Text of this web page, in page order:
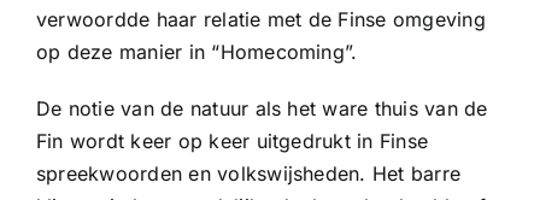
verwoordde haar relatie met de Finse omgeving
op deze manier in “Homecoming”.
De notie van de natuur als het ware thuis van de
Fin wordt keer op keer uitgedrukt in Finse
spreekwoorden en volkswijsheden. Het barre